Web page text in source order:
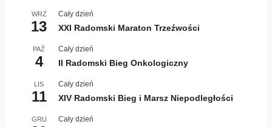
WRZ
13
Cały dzień
XXI Radomski Maraton Trzeźwości
PAŹ
4
Cały dzień
II Radomski Bieg Onkologiczny
LIS
11
Cały dzień
XIV Radomski Bieg i Marsz Niepodległości
GRU Cały dzień